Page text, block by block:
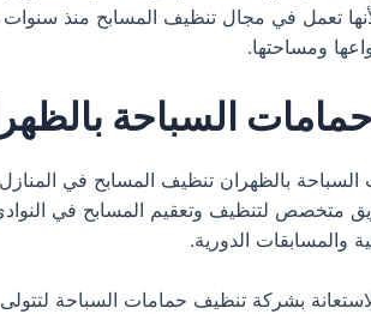
تعمل في مجال تنظيف المسابح منذ
ومساحتها.
السباحة
بالظهران تنظيف المسابح في
متخصص لتنظيف وتعقيم المسابح في
والمسابقات الدورية.
بشركة تنظيف حمامات السباحة